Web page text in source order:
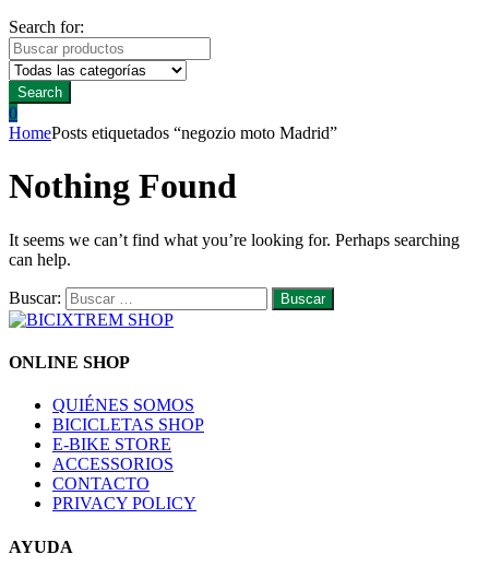
Search for:
Search
0
HomePosts etiquetados “negozio moto Madrid”
Nothing Found
It seems we can’t find what you’re looking for. Perhaps searching
can help.
Buscar:
ONLINE SHOP
QUIÉNES SOMOS
BICICLETAS SHOP
E-BIKE STORE
ACCESSORIOS
CONTACTO
PRIVACY POLICY
AYUDA